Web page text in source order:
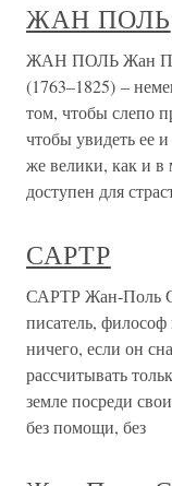
ЖАН ПОЛЬ
ЖАН ПОЛЬ Жан
(1763–1825) –
том, чтобы слепо
чтобы увидеть ее
же велики, как и в
доступен для
САРТР
САРТР Жан-Поль
писатель,
ничего, если он
рассчитывать
земле посреди
без помощи, без